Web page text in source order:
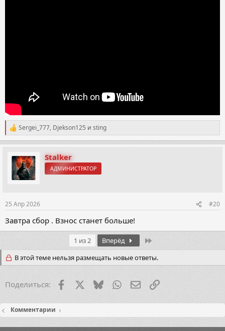
Р
е
а
ц
и
Sergei_777, Djekson125 и sting
Stalker
АДМИНИСТРАТОР
25 Апр 2026 #20
Завтра сбор . Взнос станет больше!
1 из 2 Вперёд
В этой теме нельзя размещать новые ответы.
Поделиться: FacebookX (Twitter)
BlueskyWhatsAppЭлектронная почта
Ссылка
Комментарии